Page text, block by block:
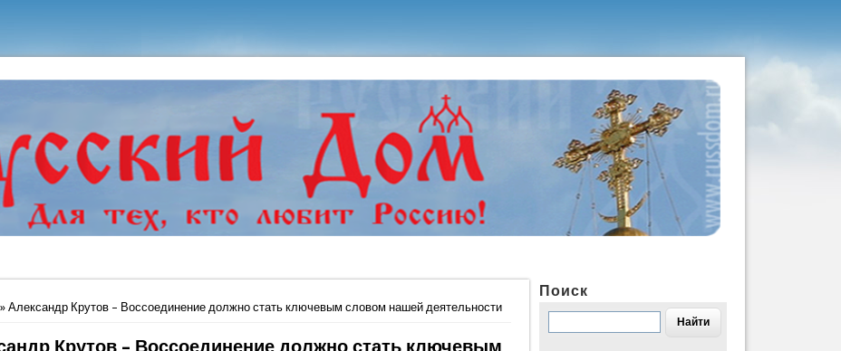
» Александр Крутов – Воссоединение должно стать ключевым словом нашей деятельности
Поиск